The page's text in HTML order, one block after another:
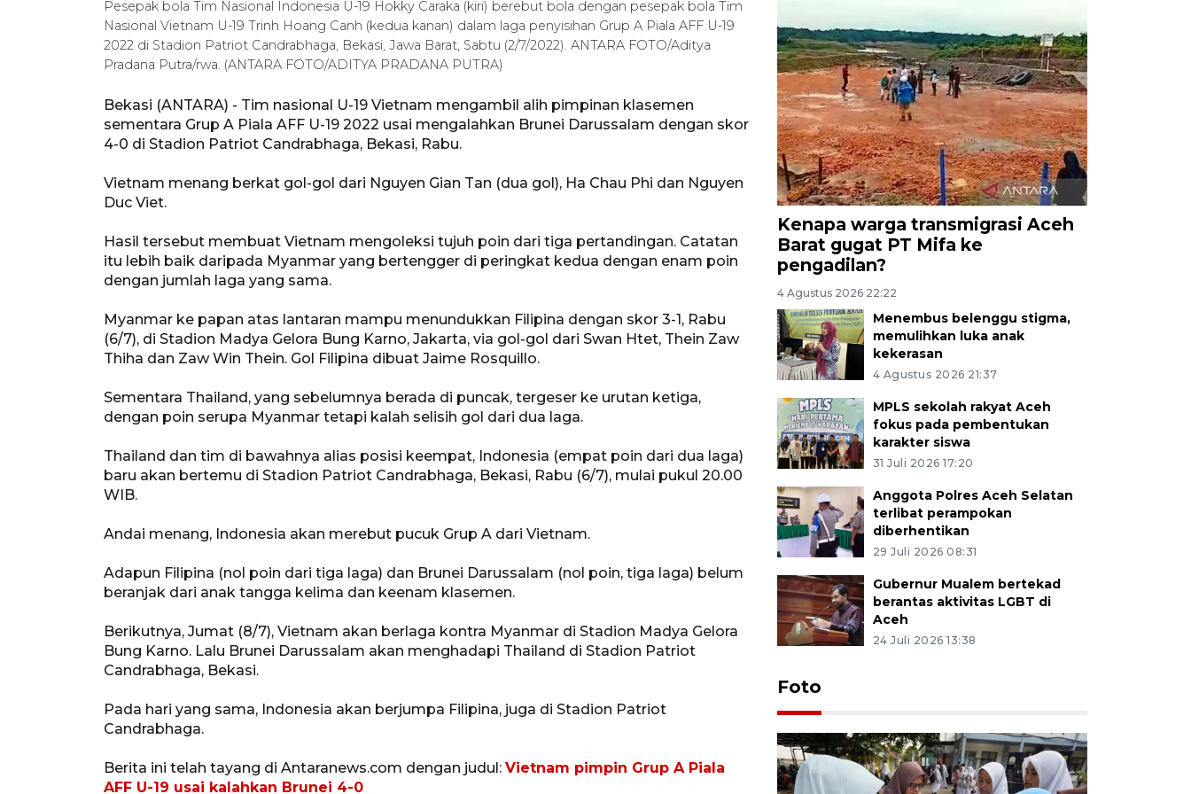
Pesepak bola Tim Nasional Indonesia U-19 Hokky Caraka (kiri) berebut bola dengan pesepak bola Tim
Nasional Vietnam U-19 Trinh Hoang Canh (kedua kanan) dalam laga penyisihan Grup A Piala AFF U-19
2022 di Stadion Patriot Candrabhaga, Bekasi, Jawa Barat, Sabtu (2/7/2022). ANTARA FOTO/Aditya
Pradana Putra/rwa. (ANTARA FOTO/ADITYA PRADANA PUTRA)
Bekasi (ANTARA) - Tim nasional U-19 Vietnam mengambil alih pimpinan klasemen
sementara Grup A Piala AFF U-19 2022 usai mengalahkan Brunei Darussalam dengan skor
4-0 di Stadion Patriot Candrabhaga, Bekasi, Rabu.
Vietnam menang berkat gol-gol dari Nguyen Gian Tan (dua gol), Ha Chau Phi dan Nguyen
Duc Viet.
Hasil tersebut membuat Vietnam mengoleksi tujuh poin dari tiga pertandingan. Catatan
itu lebih baik daripada Myanmar yang bertengger di peringkat kedua dengan enam poin
dengan jumlah laga yang sama.
Myanmar ke papan atas lantaran mampu menundukkan Filipina dengan skor 3-1, Rabu
(6/7), di Stadion Madya Gelora Bung Karno, Jakarta, via gol-gol dari Swan Htet, Thein Zaw
Thiha dan Zaw Win Thein. Gol Filipina dibuat Jaime Rosquillo.
Sementara Thailand, yang sebelumnya berada di puncak, tergeser ke urutan ketiga,
dengan poin serupa Myanmar tetapi kalah selisih gol dari dua laga.
Thailand dan tim di bawahnya alias posisi keempat, Indonesia (empat poin dari dua laga)
baru akan bertemu di Stadion Patriot Candrabhaga, Bekasi, Rabu (6/7), mulai pukul 20.00
WIB.
Andai menang, Indonesia akan merebut pucuk Grup A dari Vietnam.
Adapun Filipina (nol poin dari tiga laga) dan Brunei Darussalam (nol poin, tiga laga) belum
beranjak dari anak tangga kelima dan keenam klasemen.
Berikutnya, Jumat (8/7), Vietnam akan berlaga kontra Myanmar di Stadion Madya Gelora
Bung Karno. Lalu Brunei Darussalam akan menghadapi Thailand di Stadion Patriot
Candrabhaga, Bekasi.
Pada hari yang sama, Indonesia akan berjumpa Filipina, juga di Stadion Patriot
Candrabhaga.
Berita ini telah tayang di Antaranews.com dengan judul: Vietnam pimpin Grup A Piala
AFF U-19 usai kalahkan Brunei 4-0
Kenapa warga transmigrasi Aceh
Barat gugat PT Mifa ke
pengadilan?
4 Agustus 2026 22:22
Menembus belenggu stigma,
memulihkan luka anak
kekerasan
4 Agustus 2026 21:37
MPLS sekolah rakyat Aceh
fokus pada pembentukan
karakter siswa
31 Juli 2026 17:20
Anggota Polres Aceh Selatan
terlibat perampokan
diberhentikan
29 Juli 2026 08:31
Gubernur Mualem bertekad
berantas aktivitas LGBT di
Aceh
24 Juli 2026 13:38
Foto